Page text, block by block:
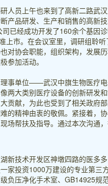
人员上午也来到了高新二路武
产品研发、生产和销售的高新
已经成功开发了160余个基因
上市。在会议室里，调研组聆
对协会职能，组织架构，发展
参加活动。
事单位——武汉中旗生物医疗
两大类别医疗设备的创新研发
贡献，为此也受到了相关政府
的精神由衷的敬佩。紧接着，
场帮扶及指导。通过本次沟通
新技术开发区神墩四路的医多
家投资1000万建设的专业第三
负压净化手术室、GB14925